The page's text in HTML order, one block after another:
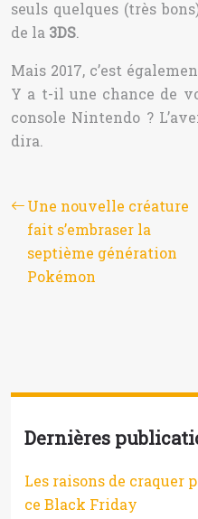
seuls quelques (très
de la 3DS.
Mais 2017, c’est
Y a t-il une chance de
console Nintendo ?
dira.
Une nouvelle créature
fait s’embraser la
septième génération
Pokémon
Dernières
Les raisons de craquer
ce Black Friday